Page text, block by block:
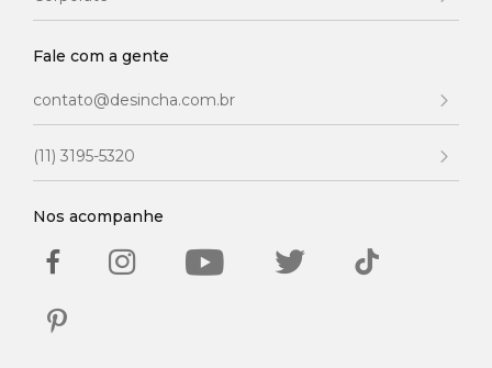
Fale com a gente
contato@desincha.com.br
(11) 3195-5320
Nos acompanhe